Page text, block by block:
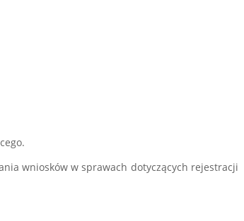
wniosków w sprawach dotyczących rejestracji